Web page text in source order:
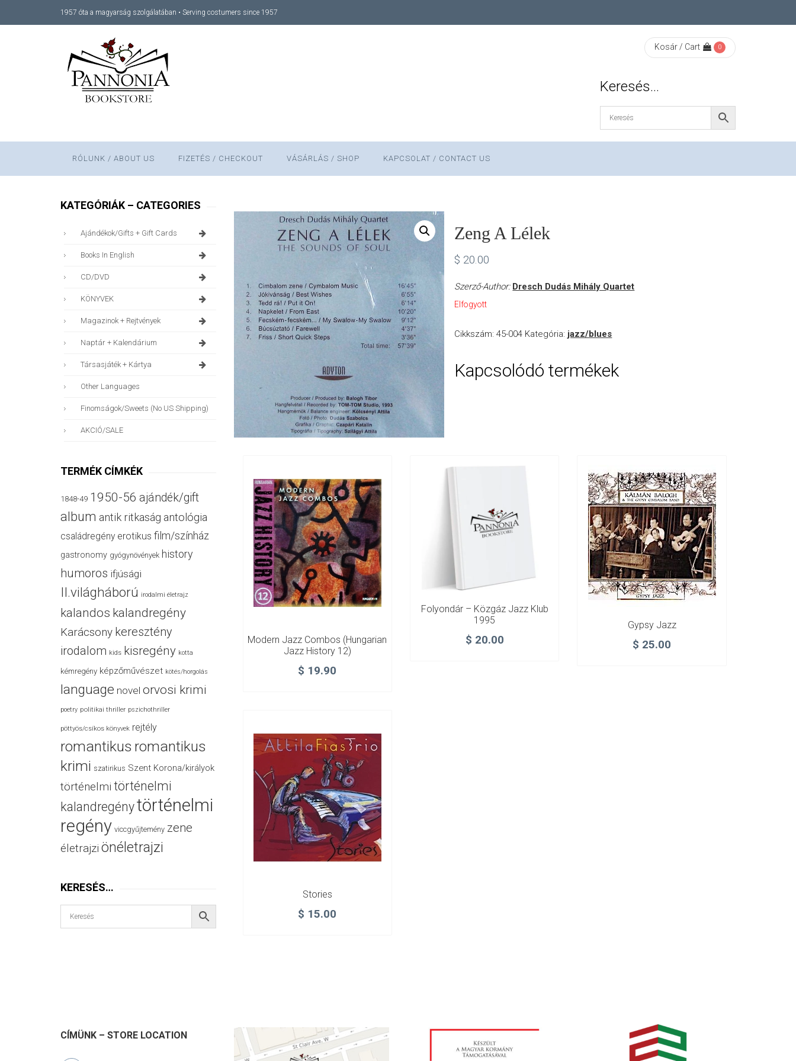
1957 óta a magyarság szolgálatában • Serving costumers since 1957
Kosár / Cart 0
Keresés…
RÓLUNK / ABOUT US FIZETÉS / CHECKOUT VÁSÁRLÁS / SHOP KAPCSOLAT / CONTACT US
Zeng A Lélek
$ 20.00
Szerző-Author: Dresch Dudás Mihály Quartet
Elfogyott
Cikkszám:45-004 Kategória: jazz/blues
Kapcsolódó termékek
Modern Jazz Combos (Hungarian
Jazz History 12)
$ 19.90
Folyondár – Közgáz Jazz Klub
1995
$ 20.00
Gypsy Jazz
$ 25.00
Stories
$ 15.00
KATEGÓRIÁK – CATEGORIES
Ajándékok/gifts + Gift Cards
Books In English
CD/DVD
KÖNYVEK
Magazinok + Rejtvények
Naptár + Kalendárium
Társasjáték + Kártya
Other Languages
Finomságok/sweets (no US Shipping)
AKCIÓ/SALE
TERMÉK CÍMKÉK
1848-49 1950-56 ajándék/gift
album antik ritkaság antológia
családregény erotikus film/színház
gastronomy gyógynövények history
humoros ifjúsági
II.világháború irodalmi életrajz
kalandos kalandregény
Karácsony keresztény
irodalom kids kisregény kotta
kémregény képzőművészet kötés/horgolás
language novel orvosi krimi
poetry politikai thriller pszichothriller
pöttyös/csíkos könyvek rejtély
romantikus romantikus
krimi szatirikus Szent Korona/királyok
történelmi történelmi
kalandregénytörténelmi
regény viccgyűjtemény zene
életrajzi önéletrajzi
KERESÉS…
CÍMÜNK – STORE LOCATION